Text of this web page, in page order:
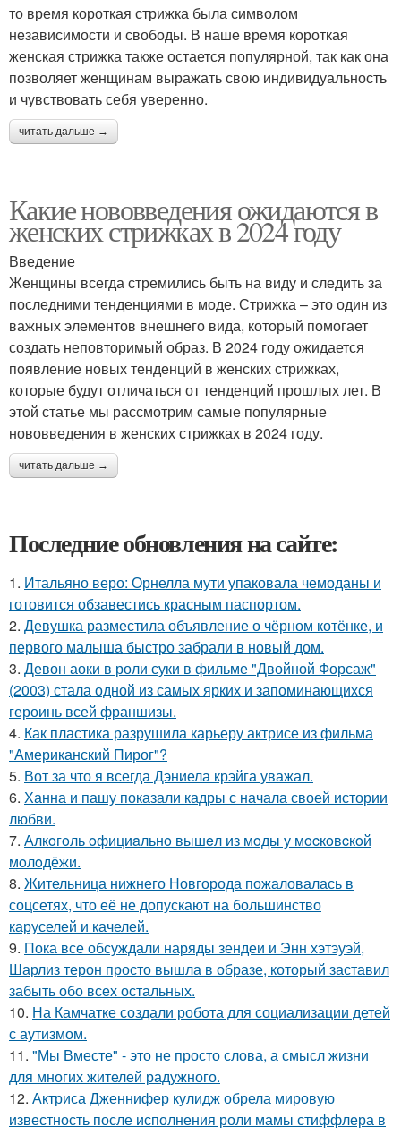
то время короткая стрижка была символом
независимости и свободы. В наше время короткая
женская стрижка также остается популярной, так как она
позволяет женщинам выражать свою индивидуальность
и чувствовать себя уверенно.
читать дальше →
Какие нововведения ожидаются в
женских стрижках в 2024 году
Введение
Женщины всегда стремились быть на виду и следить за
последними тенденциями в моде. Стрижка – это один из
важных элементов внешнего вида, который помогает
создать неповторимый образ. В 2024 году ожидается
появление новых тенденций в женских стрижках,
которые будут отличаться от тенденций прошлых лет. В
этой статье мы рассмотрим самые популярные
нововведения в женских стрижках в 2024 году.
читать дальше →
Последние обновления на сайте:
1. Итальяно веро: Орнелла мути упаковала чемоданы и
готовится обзавестись красным паспортом.
2. Девушка разместила объявление о чёрном котёнке, и
первого малыша быстро забрали в новый дом.
3. Девон аоки в роли суки в фильме "Двойной Форсаж"
(2003) стала одной из самых ярких и запоминающихся
героинь всей франшизы.
4. Как пластика разрушила карьеру актрисе из фильма
"Американский Пирог"?
5. Вот за что я всегда Дэниела крэйга уважал.
6. Ханна и пашу показали кадры с начала своей истории
любви.
7. Алкoгoль oфициaльнo вышeл из мoды у мocкoвcкoй
мoлoдёжи.
8. Жительница нижнего Новгорода пожаловалась в
соцсетях, что её не допускают на большинство
каруселей и качелей.
9. Пока все обсуждали наряды зендеи и Энн хэтэуэй,
Шарлиз терон просто вышла в образе, который заставил
забыть обо всех остальных.
10. На Камчатке создали робота для социализации детей
с аутизмом.
11. "Мы Вместе" - это не просто слова, а смысл жизни
для многих жителей радужного.
12. Актриса Дженнифер кулидж обрела мировую
известность после исполнения роли мамы стиффлера в